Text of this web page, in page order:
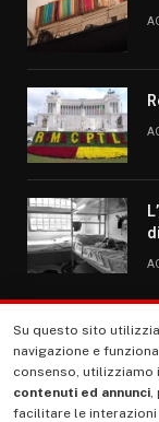
MENU
La Nostra Storia
Su questo sito
navigazione e
consenso, utilizziamo
contenuti ed annunci,
facilitare le